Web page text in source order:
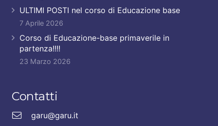
ULTIMI POSTI nel corso di Educazione base
7 Aprile 2026
Corso di Educazione-base primaverile in
partenza!!!!
23 Marzo 2026
Contatti
garu@garu.it